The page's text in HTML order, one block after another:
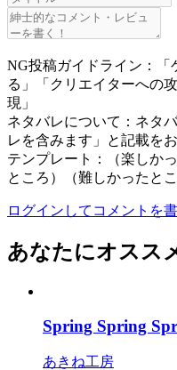
NG投稿ガイドライン：「
る」「クリエイターへの
現」
ネタバレについて：ネタ
レを含みます」と記載を
テンプレート：（楽しか
ところ）（難しかったと
ログインしてコメントを書
あなたにオスス
Spring Spring
あきね工房